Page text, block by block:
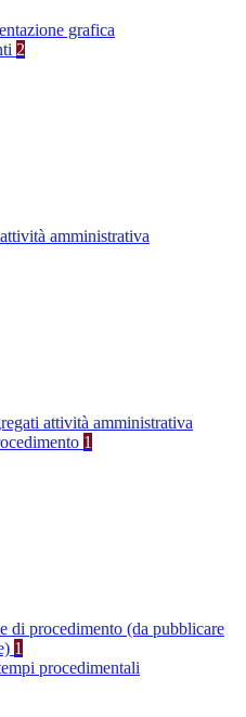
grafica
2
amministrativa
attività amministrativa
1
di procedimento (da pubblicare
1
procedimentali